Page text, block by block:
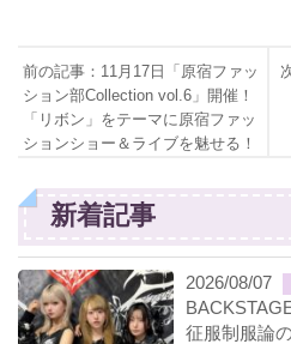
前の記事：11月17日「原宿ファッ
ション部Collection vol.6」開催！
「リボン」をテーマに原宿ファッ
ションショー＆ライブを魅せる！
新着記事
2026/08/07
征服制服論